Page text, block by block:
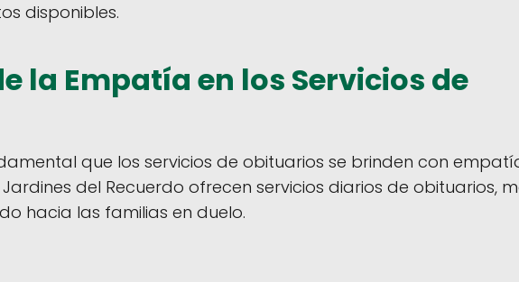
disponibles​​.
la Empatía en los Servicios de
que los servicios de obituarios se brinden con
del Recuerdo ofrecen servicios diarios de obituarios,
hacia las familias en duelo​​.